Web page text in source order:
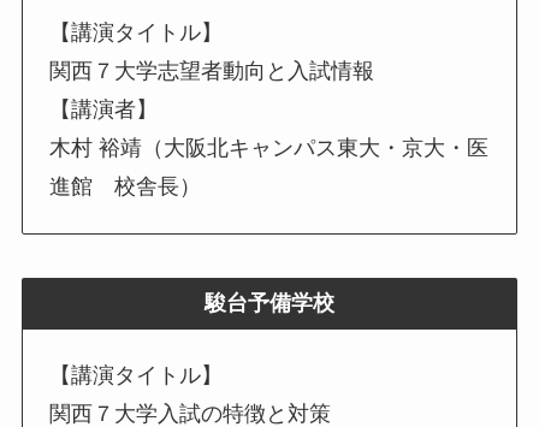
【講演タイトル】
関西７大学志望者動向と入試情報
【講演者】
木村 裕靖（大阪北キャンパス東大・京大・医
進館 校舎長）
駿台予備学校
【講演タイトル】
関西７大学入試の特徴と対策